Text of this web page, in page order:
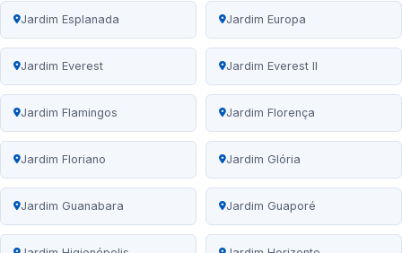
Jardim Esplanada Jardim Europa
Jardim Everest Jardim Everest II
Jardim Flamingos Jardim Florença
Jardim Floriano Jardim Glória
Jardim Guanabara Jardim Guaporé